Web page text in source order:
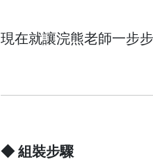
現在就讓浣熊老師一步
◆ 組裝步驟